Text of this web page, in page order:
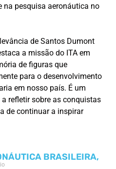
na pesquisa aeronáutica no
de Santos Dumont
a missão do ITA em
de figuras que
para o desenvolvimento
em nosso país. É um
refletir sobre as conquistas
de continuar a inspirar
BRASILEIRA,